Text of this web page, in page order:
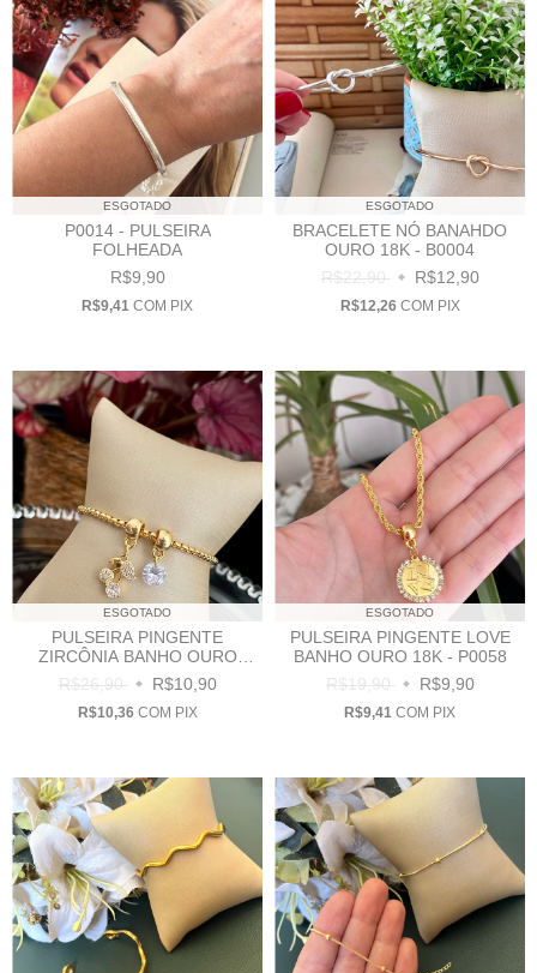
ESGOTADO
P0014 - PULSEIRA
FOLHEADA
R$9,90
R$9,41 COM PIX
ESGOTADO
BRACELETE NÓ BANAHDO
OURO 18K - B0004
R$22,90
R$12,90
R$12,26 COM PIX
ESGOTADO
PULSEIRA PINGENTE
ZIRCÔNIA BANHO OURO
18K- P0007
R$26,90 R$10,90
R$10,36 COM PIX
ESGOTADO
PULSEIRA PINGENTE LOVE
BANHO OURO 18K - P0058
R$19,90
R$9,90
R$9,41 COM PIX